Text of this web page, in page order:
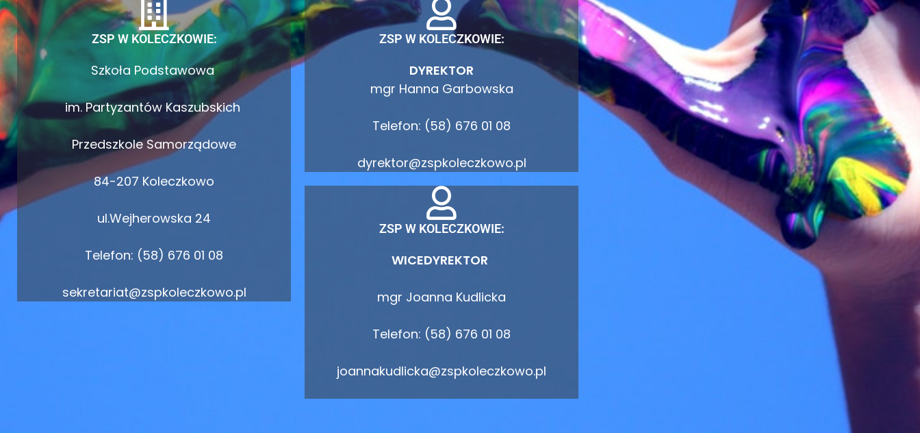
ZSP W KOLECZKOWIE:
Szkoła Podstawowa
im. Partyzantów Kaszubskich
Przedszkole Samorządowe
84-207 Koleczkowo
ul.Wejherowska 24
Telefon: (58) 676 01 08
sekretariat@zspkoleczkowo.pl
ZSP W KOLECZKOWIE:
DYREKTOR
mgr Hanna Garbowska
Telefon: (58) 676 01 08
dyrektor@zspkoleczkowo.pl
ZSP W KOLECZKOWIE:
WICEDYREKTOR
mgr Joanna Kudlicka
Telefon: (58) 676 01 08
joannakudlicka@zspkoleczkowo.pl